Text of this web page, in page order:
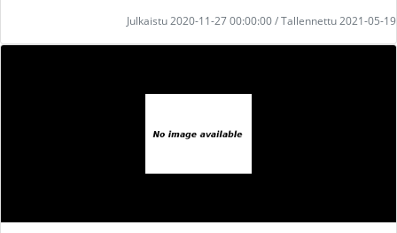
Julkaistu 2020-11-27 00:00:00 / Tallennettu 2021-05-19